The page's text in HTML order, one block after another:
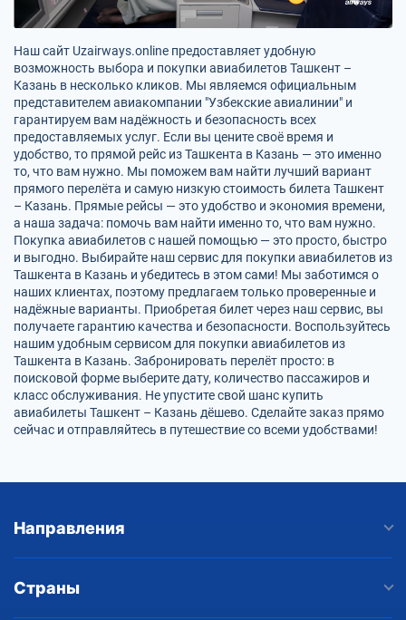
Наш сайт Uzairways.online предоставляет удобную
возможность выбора и покупки авиабилетов Ташкент –
Казань в несколько кликов. Мы являемся официальным
представителем авиакомпании "Узбекские авиалинии" и
гарантируем вам надёжность и безопасность всех
предоставляемых услуг. Если вы цените своё время и
удобство, то прямой рейс из Ташкента в Казань — это именно
то, что вам нужно. Мы поможем вам найти лучший вариант
прямого перелёта и самую низкую стоимость билета Ташкент
– Казань. Прямые рейсы — это удобство и экономия времени,
а наша задача: помочь вам найти именно то, что вам нужно.
Покупка авиабилетов с нашей помощью — это просто, быстро
и выгодно. Выбирайте наш сервис для покупки авиабилетов из
Ташкента в Казань и убедитесь в этом сами! Мы заботимся о
наших клиентах, поэтому предлагаем только проверенные и
надёжные варианты. Приобретая билет через наш сервис, вы
получаете гарантию качества и безопасности. Воспользуйтесь
нашим удобным сервисом для покупки авиабилетов из
Ташкента в Казань. Забронировать перелёт просто: в
поисковой форме выберите дату, количество пассажиров и
класс обслуживания. Не упустите свой шанс купить
авиабилеты Ташкент – Казань дёшево. Сделайте заказ прямо
сейчас и отправляйтесь в путешествие со всеми удобствами!
Направления
Страны